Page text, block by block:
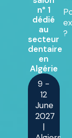
n° 1
dédié
au
secteur
dentaire
en
Algérie
9 -
12
June
2027
|
?